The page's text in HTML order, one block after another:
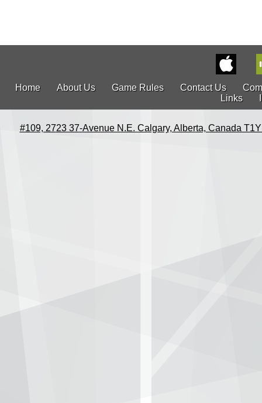
Home About Us Game Rules Contact Us
Links
#109, 2723 37-Avenue N.E. Calgary, Alberta, Canada